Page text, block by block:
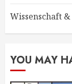
Wissenschaft
YOU MAY